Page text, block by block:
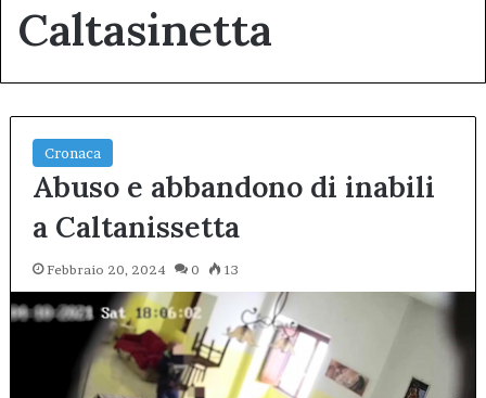
Caltasinetta
Cronaca
Abuso e abbandono di inabili
a Caltanissetta
Febbraio 20, 2024 0 13